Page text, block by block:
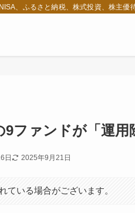
、ふるさと納税、株式投資、株主優
9ファンドが「運用
日 2025年9月21日
ている場合がございます。